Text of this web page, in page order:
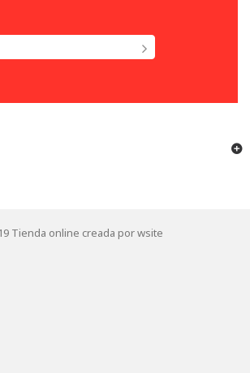
Tienda online creada por wsite